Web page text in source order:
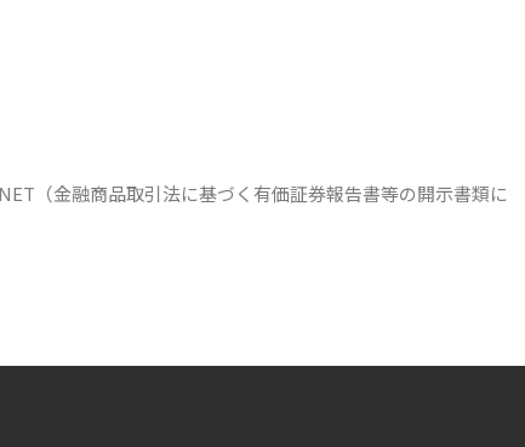
（金融商品取引法に基づく有価証券報告書等の開示書類に